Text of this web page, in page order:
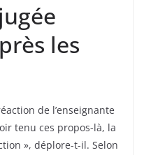
les
de l’enseignante
tenu ces propos-là, la
», déplore-t-il. Selon